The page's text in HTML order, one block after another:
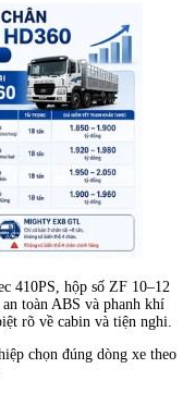
410PS, hộp số ZF 10–12
toàn ABS và phanh khí
rõ về cabin và tiện nghi.
chọn đúng dòng xe theo